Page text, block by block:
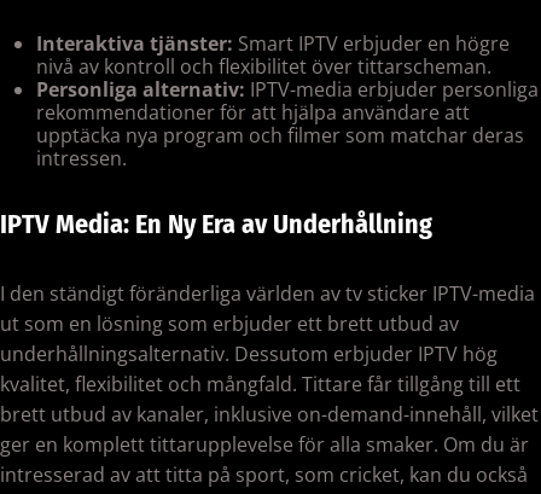
Interaktiva tjänster: Smart IPTV erbjuder en högre
nivå av kontroll och flexibilitet över tittarscheman.
Personliga alternativ: IPTV-media erbjuder personliga
rekommendationer för att hjälpa användare att
upptäcka nya program och filmer som matchar deras
intressen.
IPTV Media: En Ny Era av Underhållning
I den ständigt föränderliga världen av tv sticker IPTV-media
ut som en lösning som erbjuder ett brett utbud av
underhållningsalternativ. Dessutom erbjuder IPTV hög
kvalitet, flexibilitet och mångfald. Tittare får tillgång till ett
brett utbud av kanaler, inklusive on-demand-innehåll, vilket
ger en komplett tittarupplevelse för alla smaker. Om du är
intresserad av att titta på sport, som cricket, kan du också